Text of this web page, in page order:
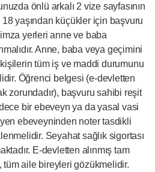
önlü arkalı 2 vize sayfasının
yaşından küçükler için başvuru
yerleri anne ve baba
Anne, baba veya geçimini
tüm iş ve maddi durumunu
Öğrenci belgesi (e-devletten
zorundadır), başvuru sahibi reşit
bir ebeveyn ya da yasal vasi
ebeveyninden noter tasdikli
Seyahat sağlık sigortası
E-devletten alınmış tam
tüm aile bireyleri gözükmelidir.